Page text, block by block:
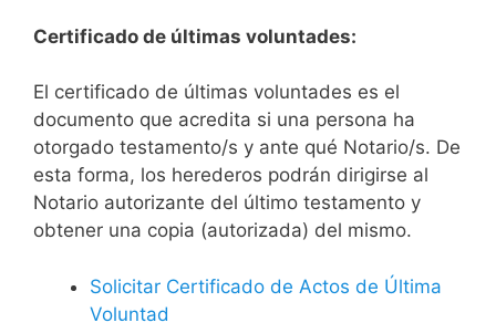
Certificado de últimas voluntades:
El certificado de últimas voluntades es el
documento que acredita si una persona ha
otorgado testamento/s y ante qué Notario/s. De
esta forma, los herederos podrán dirigirse al
Notario autorizante del último testamento y
obtener una copia (autorizada) del mismo.
Solicitar Certificado de Actos de Última
Voluntad